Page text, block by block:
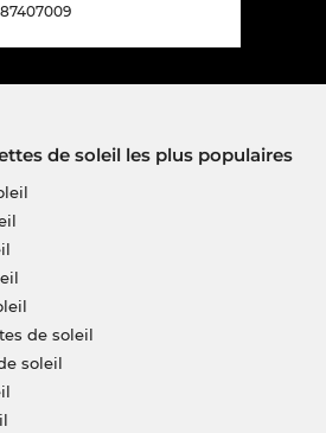
de soleil les plus populaires
de soleil
soleil